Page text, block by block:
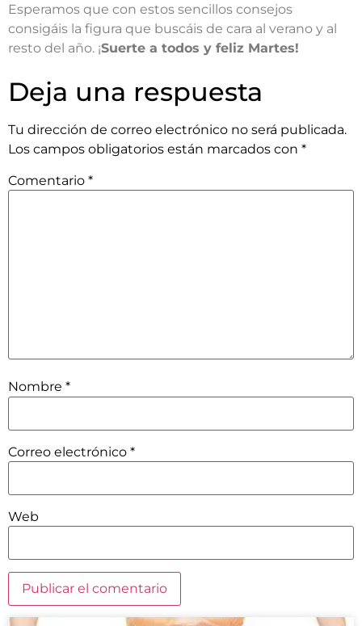
Esperamos que con estos sencillos consejos
consigáis la figura que buscáis de cara al verano y al
resto del año. ¡Suerte a todos y feliz Martes!
Deja una respuesta
Tu dirección de correo electrónico no será publicada.
Los campos obligatorios están marcados con *
Comentario *
Nombre *
Correo electrónico *
Web